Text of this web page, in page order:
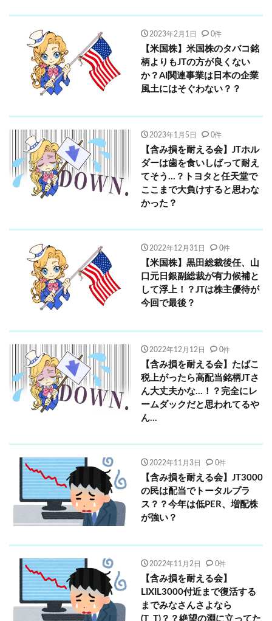
2023年2月1日 0件
【米国株】米国株のタバコ銘
柄よりもJTの方が良くない
か？AI関連事業は日本の企業
風土にはそぐわない？？
2023年1月5日 0件
【含み損を耐える会】JTホル
ダーは歯を食いしばって耐え
てそう…？トヨタと任天堂で
ここまで大負けすると思わな
かった？
2022年12月31日 0件
【米国株】黒田総裁後任、山
口元日銀副総裁が有力候補と
して浮上！？JTは株主優待が
今回で最後？
2022年12月12日 0件
【含み損を耐える会】たばこ
税上がったら高配当銘柄JTさ
ん大丈夫かな…！？完全にレ
ームダックだと思われてるや
ん…
2022年11月3日 0件
【含み損を耐える会】JT3000
の民は配当でトータルプラ
ス？？今年は低PER、増配株
が強い？
2022年11月2日 0件
【含み損を耐える会】
LIXIL3000付近まで復活する
までみなさんさよなら
(T_T)？？絶望の淵に立ってた